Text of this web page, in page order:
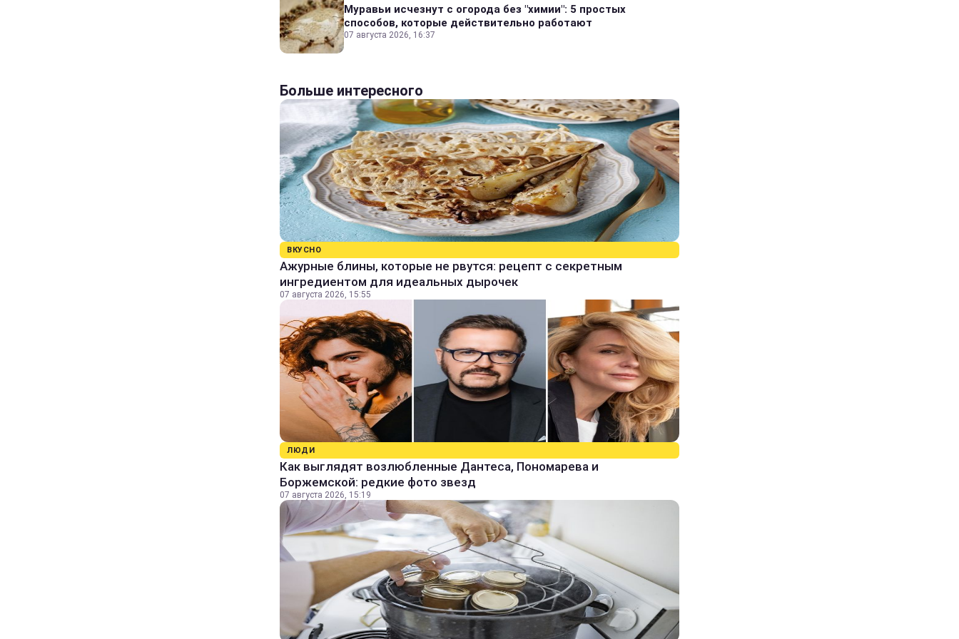
Муравьи исчезнут с огорода без "химии": 5 простых
способов, которые действительно работают
07 августа 2026, 16:37
Больше интересного
ВКУСНО
Ажурные блины, которые не рвутся: рецепт с секретным
ингредиентом для идеальных дырочек
07 августа 2026, 15:55
ЛЮДИ
Как выглядят возлюбленные Дантеса, Пономарева и
Боржемской: редкие фото звезд
07 августа 2026, 15:19